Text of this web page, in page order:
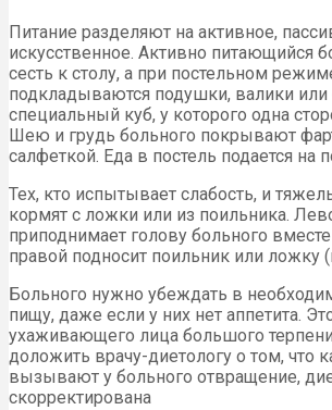
Питание разделяют на активное,
искусственное. Активно питающийся
сесть к столу, а при постельном
подкладываются подушки, валики или
специальный куб, у которого одна
Шею и грудь больного покрывают
салфеткой. Еда в постель подается на
Тех, кто испытывает слабость, и
кормят с ложки или из поильника.
приподнимает голову больного
правой подносит поильник или ложку (
Больного нужно убеждать в
пищу, даже если у них нет аппетита.
ухаживающего лица большого
доложить врачу-диетологу о том, что
вызывают у больного отвращение,
скорректирована